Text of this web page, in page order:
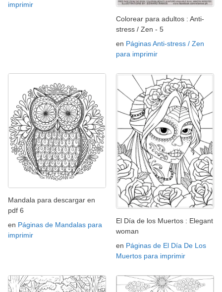
imprimir
Colorear para adultos : Anti-
stress / Zen - 5
en Páginas Anti-stress / Zen
para imprimir
Mandala para descargar en
pdf 6
en Páginas de Mandalas para
imprimir
El Día de los Muertos : Elegant
woman
en Páginas de El Día De Los
Muertos para imprimir